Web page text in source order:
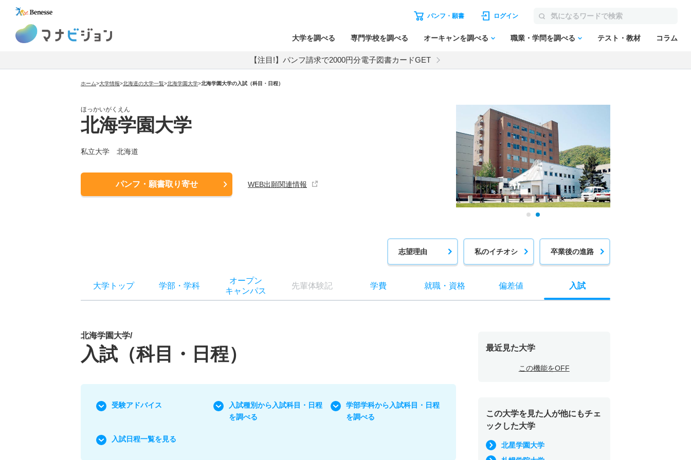
パンフ・願書 ログイン
大学を調べる 専門学校を調べる オーキャンを調べる 職業・学問を調べる テスト・教材 コラム
【注目!】パンフ請求で2000円分電子図書カードGET
ホーム>大学情報>北海道の大学一覧>北海学園大学>北海学園大学の入試（科目・日程）
ほっかいがくえん
北海学園大学
私立大学 北海道
パンフ・願書取り寄せ WEB出願関連情報
志望理由 私のイチオシ 卒業後の進路
大学トップ 学部 ・ 学科
オープン
キャンパス
先輩体験記 学費 就職・ 資格 偏差値 入試
北海学園大学/
入試（科目・日程）
受験アドバイス
入試種別から入試科目・日程
を調べる
学部学科から入試科目・日程
を調べる
入試日程一覧を見る
最近見た大学
この機能をOFF
この大学を見た人が他にもチェ
ックした大学
北星学園大学